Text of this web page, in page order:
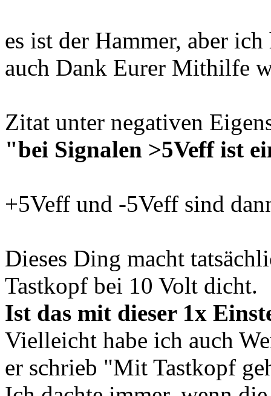
es ist der Hammer, aber
auch Dank Eurer Mithilfe
Zitat unter negativen
"bei Signalen >5Veff ist
+5Veff und -5Veff sind
Dieses Ding macht
Tastkopf bei 10 Volt dicht.
Ist das mit dieser 1x
Vielleicht habe ich auch
er schrieb "Mit Tastkopf